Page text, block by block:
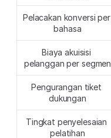
Pelacakan konversi per
bahasa
Biaya akuisisi
pelanggan per segmen
Pengurangan tiket
dukungan
Tingkat penyelesaian
pelatihan